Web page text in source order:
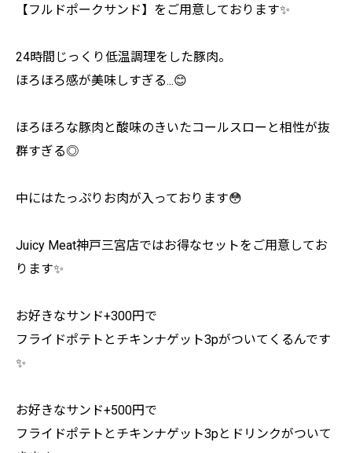
【フルドポークサンド】をご用意しております✨
24時間じっくり低温調理をした豚肉。
ほろほろ感が美味しすぎる...😊
ほろほろな豚肉と酸味のきいたコールスローと相性が抜
群すぎる◎
中にはたっぷりお肉が入っております😳
Juicy Meat神戸三宮店ではお得なセットをご用意してお
ります✨
お好きなサンド+300円で
フライドポテトとチキンナゲット3pがついてくるんです
✨
お好きなサンド+500円で
フライドポテトとチキンナゲット3pとドリンクがついて